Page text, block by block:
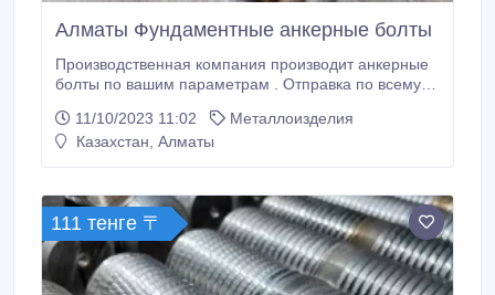
Алматы Фундаментные анкерные болты
Производственная компания производит анкерные
болты по вашим параметрам . Отправка по всему
владельца объявлени.
11/10/2023 11:02
Металлоизделия
Казахстан, Алматы
111 тенге 〒